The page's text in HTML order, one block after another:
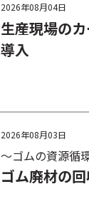
2026年08月04日
生産現場の
導入
2026年08月03日
～ゴムの資源循
ゴム廃材の